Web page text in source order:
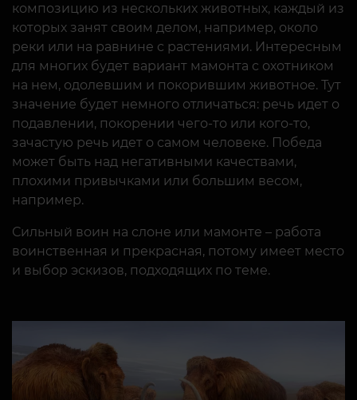
композицию из нескольких животных, каждый из
которых занят своим делом, например, около
реки или на равнине с растениями. Интересным
для многих будет вариант мамонта с охотником
на нем, одолевшим и покорившим животное. Тут
значение будет немного отличаться: речь идет о
подавлении, покорении чего-то или кого-то,
зачастую речь идет о самом человеке. Победа
может быть над негативными качествами,
плохими привычками или большим весом,
например.
Сильный воин на слоне или мамонте – работа
воинственная и прекрасная, потому имеет место
и выбор эскизов, подходящих по теме.